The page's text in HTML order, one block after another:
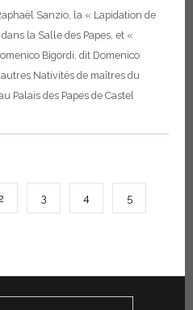
Sanzio, la « Lapidation de
la Salle des Papes, et «
Bigordi, dit Domenico
Nativités de maîtres du
Palais des Papes de Castel
3 4 5